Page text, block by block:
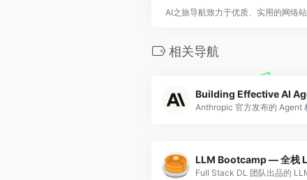
AI之旅导航致力于优质、实用的网络
相关导航
LLM Bootcamp — 全栈